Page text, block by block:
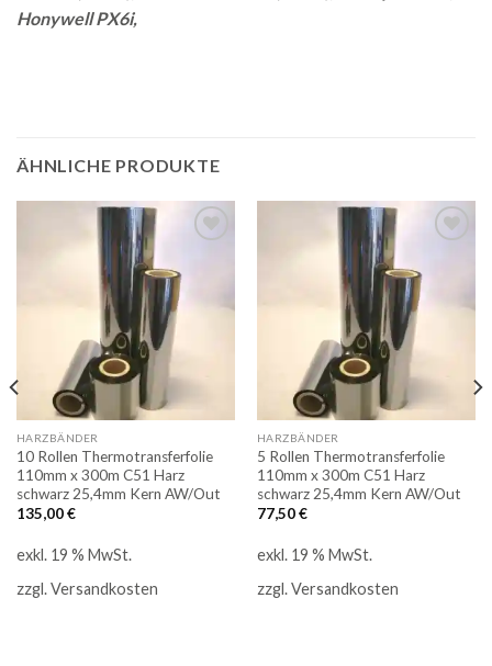
Honywell PX6i,
ÄHNLICHE PRODUKTE
Merkliste
HARZBÄNDER
10 Rollen Thermotransferfolie
110mm x 300m C51 Harz
schwarz 25,4mm Kern AW/Out
135,00€
exkl. 19 % MwSt.
zzgl.Versandkosten
Merkliste
HARZBÄNDER
5 Rollen Thermotransferfolie
110mm x 300m C51 Harz
schwarz 25,4mm Kern AW/Out
77,50€
exkl. 19 % MwSt.
zzgl.Versandkosten